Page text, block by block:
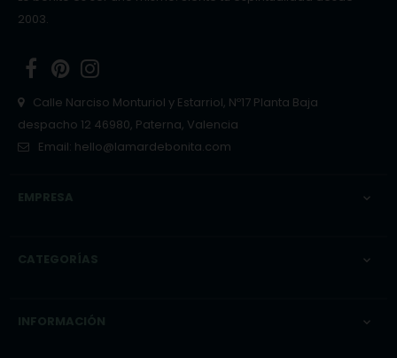
2003.
FacebookPinterest
Calle Narciso Monturiol y Estarriol, Nº17 Planta Baja
despacho 12 46980, Paterna, Valencia
Email: hello@lamardebonita.com
EMPRESA 
CATEGORÍAS 
INFORMACIÓN 